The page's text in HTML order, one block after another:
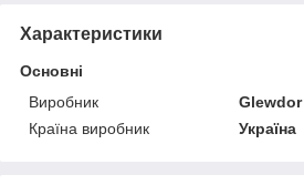
Характеристики
Основні
Виробник
Glewdor
Країна виробник
Україна